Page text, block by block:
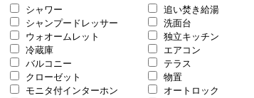
シャワー 追い焚き給湯
シャンプードレッサー 洗面台
ウォオームレット 独立キッチン
冷蔵庫 エアコン
バルコニー テラス
クローゼット 物置
モニタ付インターホン オートロック